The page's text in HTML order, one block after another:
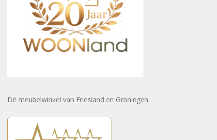
Dé meubelwinkel van Friesland en Groningen